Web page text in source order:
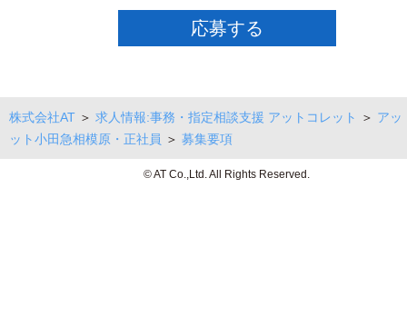
応募する
株式会社AT ＞ 求人情報:事務・指定相談支援 アットコレット ＞ アッ
ット小田急相模原・正社員 ＞ 募集要項
© AT Co.,Ltd. All Rights Reserved.